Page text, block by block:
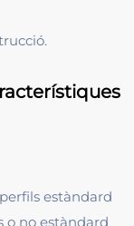
estàndard
o no estàndard